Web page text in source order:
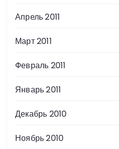
Апрель 2011
Март 2011
Февраль 2011
Январь 2011
Декабрь 2010
Ноябрь 2010